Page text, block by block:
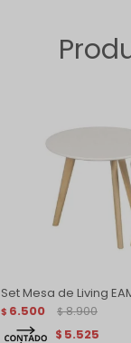
Set Mesa de Living
$ 6.500 $ 8.900
$ 5.525